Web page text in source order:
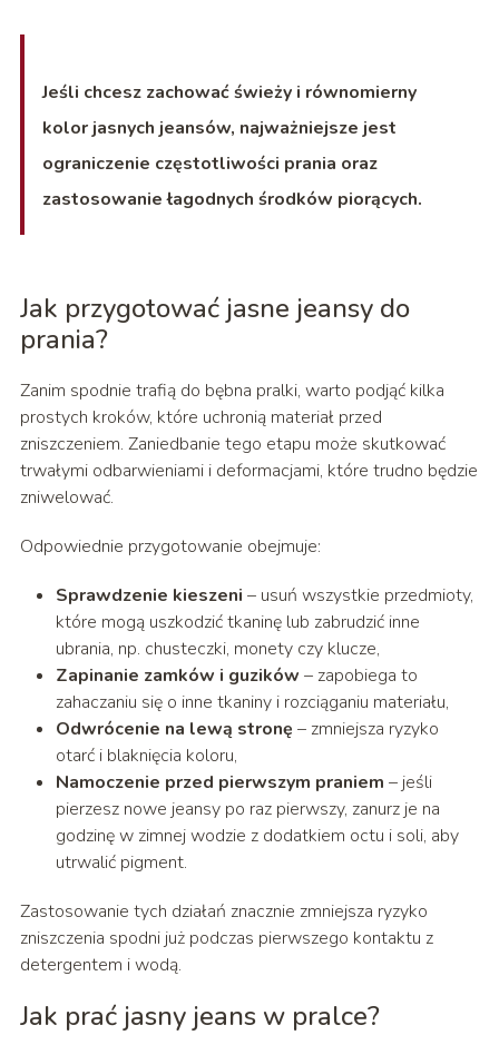
Jeśli chcesz zachować świeży i równomierny
kolor jasnych jeansów, najważniejsze jest
ograniczenie częstotliwości prania oraz
zastosowanie łagodnych środków piorących.
Jak przygotować jasne jeansy do
prania?
Zanim spodnie trafią do bębna pralki, warto podjąć kilka
prostych kroków, które uchronią materiał przed
zniszczeniem. Zaniedbanie tego etapu może skutkować
trwałymi odbarwieniami i deformacjami, które trudno będzie
zniwelować.
Odpowiednie przygotowanie obejmuje:
Sprawdzenie kieszeni – usuń wszystkie przedmioty,
które mogą uszkodzić tkaninę lub zabrudzić inne
ubrania, np. chusteczki, monety czy klucze,
Zapinanie zamków i guzików – zapobiega to
zahaczaniu się o inne tkaniny i rozciąganiu materiału,
Odwrócenie na lewą stronę – zmniejsza ryzyko
otarć i blaknięcia koloru,
Namoczenie przed pierwszym praniem – jeśli
pierzesz nowe jeansy po raz pierwszy, zanurz je na
godzinę w zimnej wodzie z dodatkiem octu i soli, aby
utrwalić pigment.
Zastosowanie tych działań znacznie zmniejsza ryzyko
zniszczenia spodni już podczas pierwszego kontaktu z
detergentem i wodą.
Jak prać jasny jeans w pralce?